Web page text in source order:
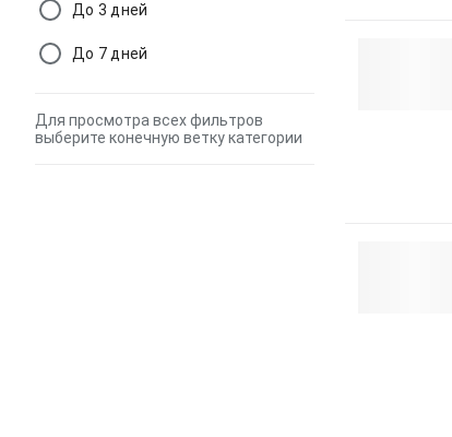
До 3 дней
До 7 дней
Для просмотра всех фильтров
выберите конечную ветку категории